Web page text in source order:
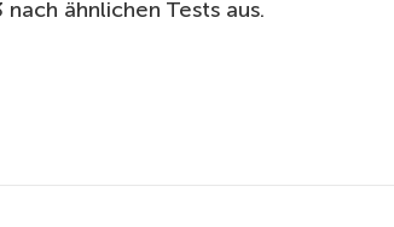
ähnlichen Tests aus.